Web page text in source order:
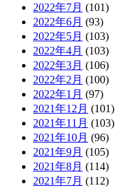
2022年7月 (101)
2022年6月 (93)
2022年5月 (103)
2022年4月 (103)
2022年3月 (106)
2022年2月 (100)
2022年1月 (97)
2021年12月 (101)
2021年11月 (103)
2021年10月 (96)
2021年9月 (105)
2021年8月 (114)
2021年7月 (112)